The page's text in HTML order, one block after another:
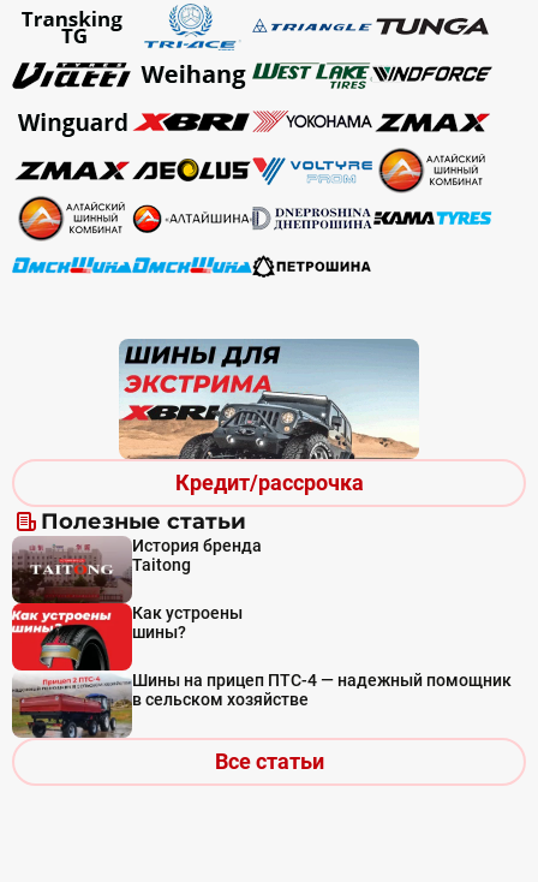
Кредит/рассрочка
Полезные статьи
История бренда
Taitong
Как устроены
шины?
Шины на прицеп ПТС-4 — надежный помощник
в сельском хозяйстве
Все статьи